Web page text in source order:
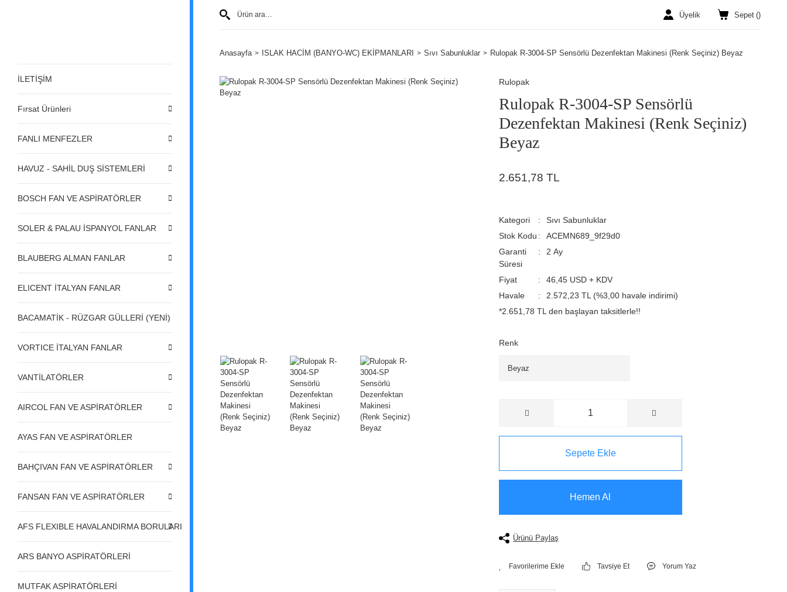
İLETİŞİM
Fırsat Ürünleri
FANLI MENFEZLER
HAVUZ - SAHİL DUŞ SİSTEMLERİ
BOSCH FAN VE ASPİRATÖRLER
SOLER & PALAU İSPANYOL FANLAR
BLAUBERG ALMAN FANLAR
ELICENT İTALYAN FANLAR
BACAMATİK - RÜZGAR GÜLLERİ (YENİ)
VORTICE İTALYAN FANLAR
VANTİLATÖRLER
AIRCOL FAN VE ASPİRATÖRLER
AYAS FAN VE ASPİRATÖRLER
BAHÇIVAN FAN VE ASPİRATÖRLER
FANSAN FAN VE ASPİRATÖRLER
AFS FLEXIBLE HAVALANDIRMA BORULARI
ARS BANYO ASPİRATÖRLERİ
MUTFAK ASPİRATÖRLERİ
Üyelik Sepet ()
Anasayfa ISLAK HACİM (BANYO-WC) EKİPMANLARI Sıvı Sabunluklar Rulopak R-3004-SP Sensörlü Dezenfektan Makinesi (Renk Seçiniz) Beyaz
Rulopak
Rulopak R-3004-SP Sensörlü
Dezenfektan Makinesi (Renk Seçiniz)
Beyaz
2.651,78 TL
Kategori
Sıvı Sabunluklar
Stok Kodu
ACEMN689_9f29d0
Garanti
Süresi
2 Ay
Fiyat
46,45 USD + KDV
Havale
2.572,23 TL (%3,00 havale indirimi)
*2.651,78 TL den başlayan taksitlerle!!
Renk
Sepete Ekle
Hemen Al
Ürünü Paylaş
Tavsiye Et Yorum Yaz